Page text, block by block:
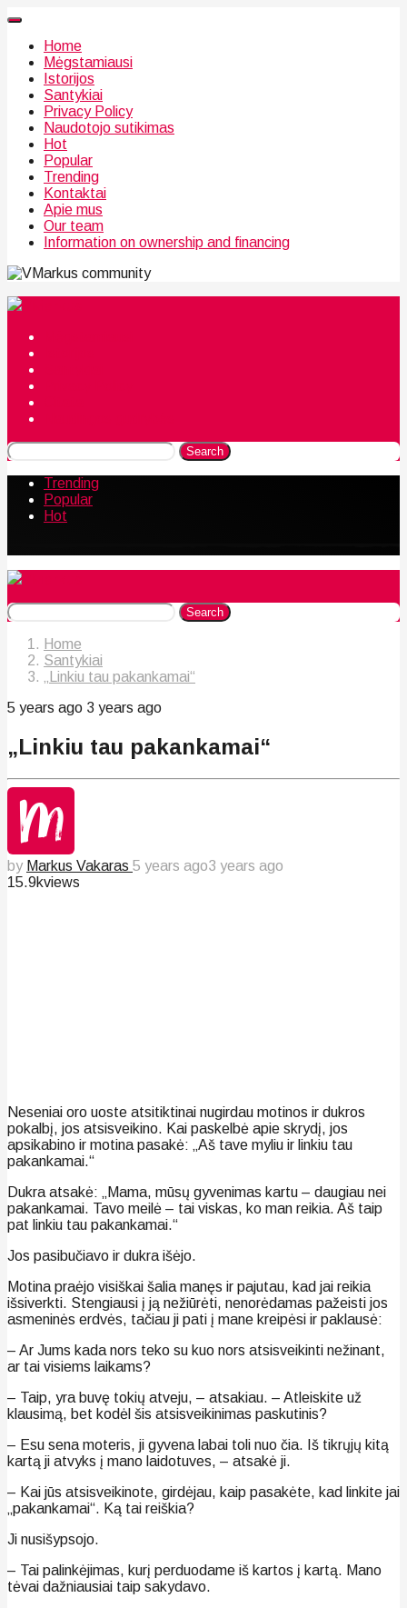
Home
Mėgstamiausi
Istorijos
Santykiai
Privacy Policy
Naudotojo sutikimas
Hot
Popular
Trending
Kontaktai
Apie mus
Our team
Information on ownership and financing
community
Search
Trending
Popular
Hot
Search
Home
Santykiai
„Linkiu tau pakankamai“
5 years ago 3 years ago
„Linkiu tau pakankamai“
by Markus Vakaras 5 years ago3 years ago
15.9kviews
Neseniai oro uoste atsitiktinai nugirdau motinos ir dukros
pokalbį, jos atsisveikino. Kai paskelbė apie skrydį, jos
apsikabino ir motina pasakė: „Aš tave myliu ir linkiu tau
pakankamai.“
Dukra atsakė: „Mama, mūsų gyvenimas kartu – daugiau nei
pakankamai. Tavo meilė – tai viskas, ko man reikia. Aš taip
pat linkiu tau pakankamai.“
Jos pasibučiavo ir dukra išėjo.
Motina praėjo visiškai šalia manęs ir pajutau, kad jai reikia
išsiverkti. Stengiausi į ją nežiūrėti, nenorėdamas pažeisti jos
asmeninės erdvės, tačiau ji pati į mane kreipėsi ir paklausė:
– Ar Jums kada nors teko su kuo nors atsisveikinti nežinant,
ar tai visiems laikams?
– Taip, yra buvę tokių atveju, – atsakiau. – Atleiskite už
klausimą, bet kodėl šis atsisveikinimas paskutinis?
– Esu sena moteris, ji gyvena labai toli nuo čia. Iš tikrųjų kitą
kartą ji atvyks į mano laidotuves, – atsakė ji.
– Kai jūs atsisveikinote, girdėjau, kaip pasakėte, kad linkite jai
„pakankamai“. Ką tai reiškia?
Ji nusišypsojo.
– Tai palinkėjimas, kurį perduodame iš kartos į kartą. Mano
tėvai dažniausiai taip sakydavo.